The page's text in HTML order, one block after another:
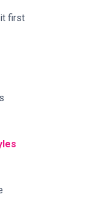
it first